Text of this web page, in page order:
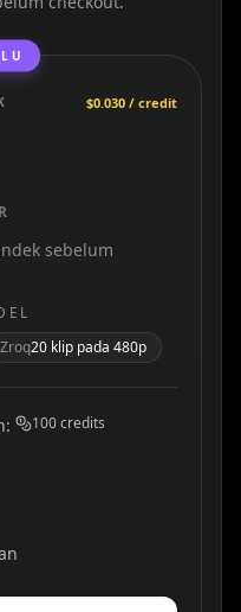
$0.030 / credit
sebelum
Zroq20 klip pada 480p
: 100credits